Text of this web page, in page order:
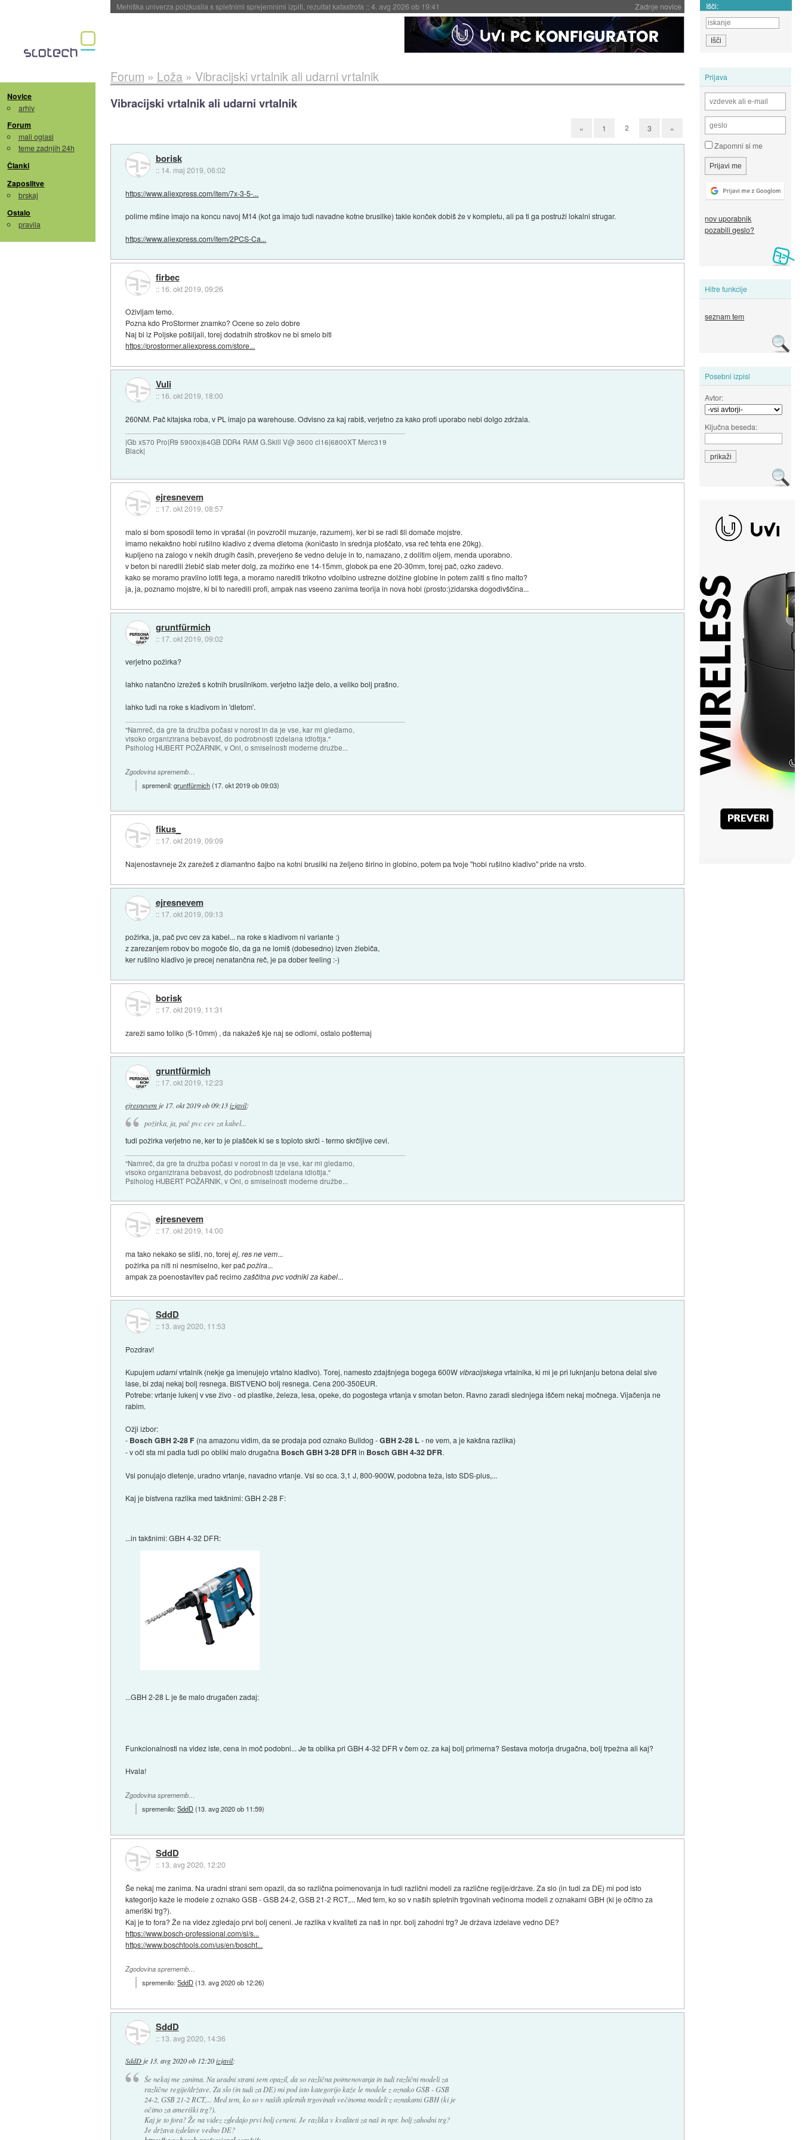
Zadnje novice
Evropska vesoljska agencija razvija svojo raketo za večkratno uporabo::4. avg 2026 ob 19:41 Išči:
Novice
arhiv
Forum
mali oglasi
teme zadnjih 24h
Članki
Zaposlitve
brskaj
Ostalo
pravila
Prijava
Zapomni si me
nov uporabnik
pozabili geslo?
Hitre funkcije
seznam tem
Posebni izpisi
Avtor:
Ključna beseda:
Forum » Loža» Vibracijski vrtalnik ali udarni vrtalnik
Vibracijski vrtalnik ali udarni vrtalnik
« 1 2 3 »
borisk
:: 14. maj 2019, 06:02
https://www.aliexpress.com/item/7x-3-5-...
polirne mšine imajo na koncu navoj M14 (kot ga imajo tudi navadne kotne brusilke) takle konček dobiš že v kompletu, ali pa ti ga postruži lokalni strugar.
https://www.aliexpress.com/item/2PCS-Ca...
firbec
:: 16. okt 2019, 09:26
Oživljam temo.
Pozna kdo ProStormer znamko? Ocene so zelo dobre
Naj bi iz Poljske pošiljali, torej dodatnih stroškov ne bi smelo biti
https://prostormer.aliexpress.com/store...
Vuli
:: 16. okt 2019, 18:00
260NM. Pač kitajska roba, v PL imajo pa warehouse. Odvisno za kaj rabiš, verjetno za kako profi uporabo nebi dolgo zdržala.
|Gb x570 Pro|R9 5900x|64GB DDR4 RAM G.Skill V@ 3600 cl16|6800XT Merc319
Black|
ejresnevem
:: 17. okt 2019, 08:57
malo si bom sposodil temo in vprašal (in povzročil muzanje, razumem), ker bi se radi šli domače mojstre.
imamo nekakšno hobi rušilno kladivo z dvema dletoma (koničasto in srednja ploščato, vsa reč tehta ene 20kg).
kupljeno na zalogo v nekih drugih časih, preverjeno še vedno deluje in to, namazano, z dolitim oljem, menda uporabno.
v beton bi naredili žlebič slab meter dolg, za možirko ene 14-15mm, globok pa ene 20-30mm, torej pač, ozko zadevo.
kako se moramo pravilno lotiti tega, a moramo narediti trikotno vdolbino ustrezne dolžine globine in potem zaliti s fino malto?
ja, ja, poznamo mojstre, ki bi to naredili profi, ampak nas vseeno zanima teorija in nova hobi (prosto:)zidarska dogodivščina...
gruntfürmich
:: 17. okt 2019, 09:02
verjetno požirka?
lahko natančno izrežeš s kotnih brusilnikom. verjetno lažje delo, a veliko bolj prašno.
lahko tudi na roke s kladivom in 'dletom'.
"Namreč, da gre ta družba počasi v norost in da je vse, kar mi gledamo,
visoko organizirana bebavost, do podrobnosti izdelana idiotija."
Psiholog HUBERT POŽARNIK, v Oni, o smiselnosti moderne družbe...
Zgodovina sprememb…
spremenil:gruntfürmich(17. okt 2019 ob 09:03)
fikus_
:: 17. okt 2019, 09:09
Najenostavneje 2x zarežeš z diamantno šajbo na kotni brusilki na željeno širino in globino, potem pa tvoje "hobi rušilno kladivo" pride na vrsto.
ejresnevem
:: 17. okt 2019, 09:13
požirka, ja, pač pvc cev za kabel... na roke s kladivom ni variante :)
z zarezanjem robov bo mogoče šlo, da ga ne lomiš (dobesedno) izven žlebiča,
ker rušilno kladivo je precej nenatančna reč, je pa dober feeling :-)
borisk
:: 17. okt 2019, 11:31
zareži samo toliko (5-10mm) , da nakažeš kje naj se odlomi, ostalo poštemaj
gruntfürmich
:: 17. okt 2019, 12:23
ejresnevem je 17. okt 2019 ob 09:13 izjavil:
požirka, ja, pač pvc cev za kabel...
tudi požirka verjetno ne, ker to je plašček ki se s toploto skrči - termo skrčljive cevi.
"Namreč, da gre ta družba počasi v norost in da je vse, kar mi gledamo,
visoko organizirana bebavost, do podrobnosti izdelana idiotija."
Psiholog HUBERT POŽARNIK, v Oni, o smiselnosti moderne družbe...
ejresnevem
:: 17. okt 2019, 14:00
ma tako nekako se sliši, no, torejej, res ne vem...
požirka pa niti ni nesmiselno, ker pačpožira...
ampak za poenostavitev pač recimozaščitna pvc vodniki za kabel...
SddD
:: 13. avg 2020, 11:53
Pozdrav!
Kupujemudarnivrtalnik (nekje ga imenujejo vrtalno kladivo). Torej, namesto zdajšnjega bogega 600W vibracijskegavrtalnika, ki mi je pri luknjanju betona delal sive
lase, bi zdaj nekaj bolj resnega. BISTVENO bolj resnega. Cena 200-350EUR.
Potrebe: vrtanje lukenj v vse živo - od plastike, železa, lesa, opeke, do pogostega vrtanja v smotan beton. Ravno zaradi slednjega iščem nekaj močnega. Vijačenja ne
rabim.
Ožji izbor:
- Bosch GBH 2-28 F (na amazonu vidim, da se prodaja pod oznako Bulldog -GBH 2-28 L- ne vem, a je kakšna razlika)
- v oči sta mi padla tudi po obliki malo drugačna Bosch GBH 3-28 DFRin Bosch GBH 4-32 DFR.
Vsi ponujajo dletenje, uradno vrtanje, navadno vrtanje. Vsi so cca. 3,1 J, 800-900W, podobna teža, isto SDS-plus,...
Kaj je bistvena razlika med takšnimi: GBH 2-28 F:
...in takšnimi: GBH 4-32 DFR:
...GBH 2-28 L je še malo drugačen zadaj:
Funkcionalnosti na videz iste, cena in moč podobni... Je ta oblika pri GBH 4-32 DFR v čem oz. za kaj bolj primerna? Sestava motorja drugačna, bolj trpežna ali kaj?
Hvala!
Zgodovina sprememb…
spremenilo:SddD(13. avg 2020 ob 11:59)
SddD
:: 13. avg 2020, 12:20
Še nekaj me zanima. Na uradni strani sem opazil, da so različna poimenovanja in tudi različni modeli za različne regije/države. Za slo (in tudi za DE) mi pod isto
kategorijo kaže le modele z oznako GSB - GSB 24-2, GSB 21-2 RCT,... Med tem, ko so v naših spletnih trgovinah večinoma modeli z oznakami GBH (ki je očitno za
ameriški trg?).
Kaj je to fora? Že na videz zgledajo prvi bolj ceneni. Je razlika v kvaliteti za naš in npr. bolj zahodni trg? Je država izdelave vedno DE?
https://www.bosch-professional.com/si/s...
https://www.boschtools.com/us/en/boscht...
Zgodovina sprememb…
spremenilo:SddD(13. avg 2020 ob 12:26)
SddD
:: 13. avg 2020, 14:36
SddDje 13. avg 2020 ob 12:20 izjavil:
Še nekaj me zanima. Na uradni strani sem opazil, da so različna poimenovanja in tudi različni modeli za
različne regije/države. Za slo (in tudi za DE) mi pod isto kategorijo kaže le modele z oznako GSB - GSB
24-2, GSB 21-2 RCT,... Med tem, ko so v naših spletnih trgovinah večinoma modeli z oznakami GBH (ki je
očitno za ameriški trg?).
Kaj je to fora? Že na videz zgledajo prvi bolj ceneni. Je razlika v kvaliteti za naš in npr. bolj zahodni trg?
Je država izdelave vedno DE?